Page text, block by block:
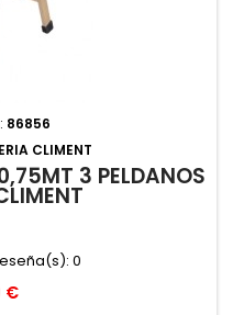
86856
CLIMENT
3 PELDAÑOS
0
€